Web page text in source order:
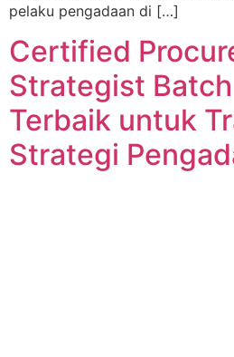
pelaku pengadaan di […]
Certified
Strategist
Terbaik untuk
Strategi